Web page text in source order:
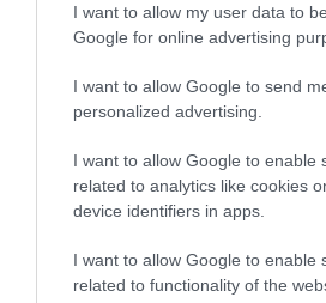
I want to allow my user data to
Google for online advertising
I want to allow Google to send
personalized advertising.
I want to allow Google to enable
related to analytics like cookies
device identifiers in apps.
I want to allow Google to enable
related to functionality of the
Még több egészséges
egytálétel, ami
napokon – recept!
Miért működik?
A görög joghurt és a tojás
gerincét: ezek biztosítják az